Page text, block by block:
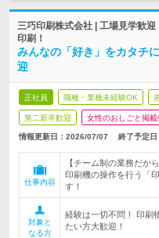
三巧印刷株式会社 | 工場見学歓
印刷！
みんなの「好き」をカタチ
迎
正社員 職種・業種未経験OK
第二新卒歓迎 女性のおしごと掲載
情報更新日：2026/07/07 終了予定日
仕事内容
【チーム制の業務だか
印刷機の操作を行う「
す！
対象と
なる方
経験は一切不問！ 印刷
たい方大歓迎！